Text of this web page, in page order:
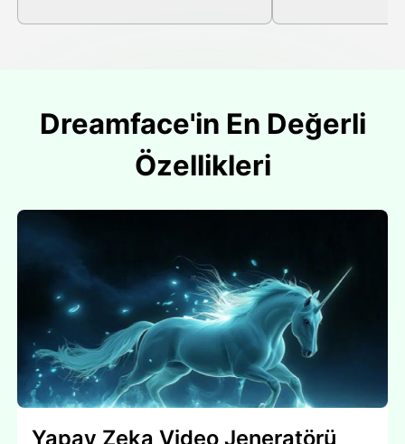
Dreamface'in En Değerli
Özellikleri
Yapay Zeka Video Jeneratörü